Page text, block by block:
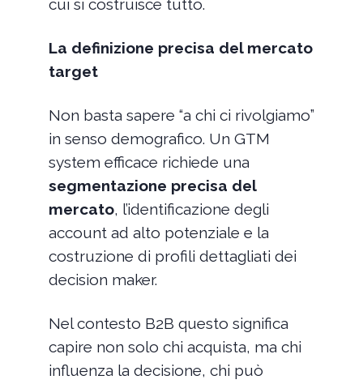
cui si costruisce tutto.
La definizione precisa del mercato
target
Non basta sapere “a chi ci rivolgiamo”
in senso demografico. Un GTM
system efficace richiede una
segmentazione precisa del
mercato, l’identificazione degli
account ad alto potenziale e la
costruzione di profili dettagliati dei
decision maker.
Nel contesto B2B questo significa
capire non solo chi acquista, ma chi
influenza la decisione, chi può